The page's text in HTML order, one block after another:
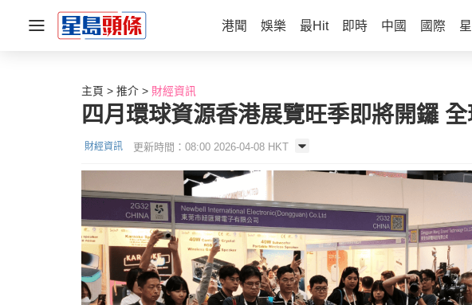
港聞 娛樂 最Hit 即時 中國 國際
主頁 推介 財經資訊
四月環球資源香港展覽旺季即將開鑼
財經資訊 更新時間：08:00 2026-04-08 HKT